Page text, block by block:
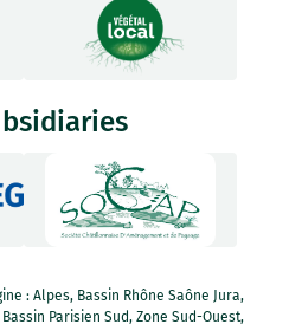
: Alpes, Bassin Rhône Saône Jura,
Parisien Sud, Zone Sud-Ouest,